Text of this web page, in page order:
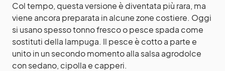
Col tempo, questa versione è diventata più rara, ma
viene ancora preparata in alcune zone costiere. Oggi
si usano spesso tonno fresco o pesce spada come
sostituti della lampuga. Il pesce è cotto a parte e
unito in un secondo momento alla salsa agrodolce
con sedano, cipolla e capperi.